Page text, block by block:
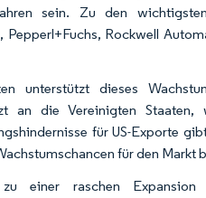
sein. Zu den
Rockwell
unterstützt dieses
an die Vereinigten Staaten,
für US-Exporte
für den Markt
einer raschen Expansion